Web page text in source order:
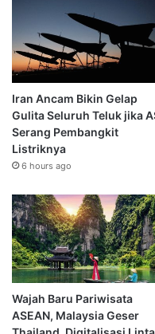
Iran Ancam Bikin Gelap
Gulita Seluruh Teluk jika
Serang Pembangkit
Listriknya
6 hours ago
Wajah Baru Pariwisata
ASEAN, Malaysia Geser